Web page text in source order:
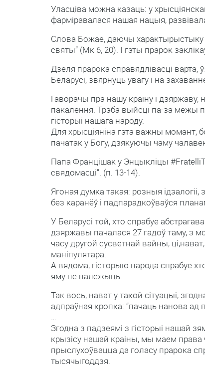
Уласціва можна казаць: у
фарміравалася нашая нацыя,
Слова Божае, даючы характырыстыку
святы” (Мк 6, 20). І гэты прарок
Дзеля прарока справядлівасці
Беларусі, звярнуць увагу і на
Гаворачы пра нашу краіну і дзяржаву,
пакалення. Трэба выйсці па-за межы
гісторыі нашага народу.
Для хрысціяніна гэта важны момант,
пачатак у Богу, дзякуючы чаму
Папа Францішак у Энцыкліцы
свядомасці”. (п. 13-14).
Ягоная думка такая: розныя
без каранёў і падпарадкоўваўся
У Беларусі той, хто спрабуе
дзяржавы пачалася 27 гадоў таму, з
часу другой сусветнай вайны,
маніпулятара.
А вядома, гісторыю народа спрабуе
яму не належыць.
Так вось, нават у такой сітуацыі,
адпраўная кропка: “пачаць нанова
…
Згодна з падзеямі з гісторыі нашай
крызісу нашай краіны, мы маем права
прыслухоўвацца да голасу прарока
тысячыгоддзя.